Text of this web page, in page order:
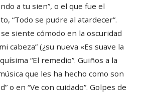
a tu sien”, o el que fue el
“Todo se pudre al atardecer”.
siente cómodo en la oscuridad
cabeza” (¿su nueva «Es suave la
“El remedio”. Guiños a la
que les ha hecho como son
o en “Ve con cuidado”. Golpes de